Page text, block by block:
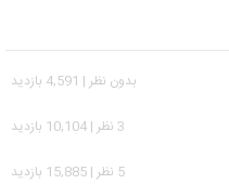
بدون نظر | 4,591 بازدید
3 نظر | 10,104 بازدید
5 نظر | 15,885 بازدید